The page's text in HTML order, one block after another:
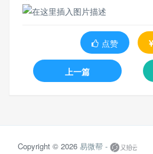
点赞
上一篇
Copyright © 2026 易微帮 -